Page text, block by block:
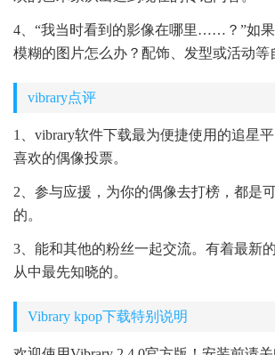
4、“我当时看到的影像在哪里……？”如
模糊的图片怎么办？配饰、发型或活动等
vibrary点评
1、vibrary软件下载最为便捷使用的追星
喜欢的偶像投票。
2、参与应援，为你的偶像去打榜，都是
的。
3、能和其他的粉丝一起交流。有着最新
从中最先知晓的。
Vibrary kpop下载特别说明